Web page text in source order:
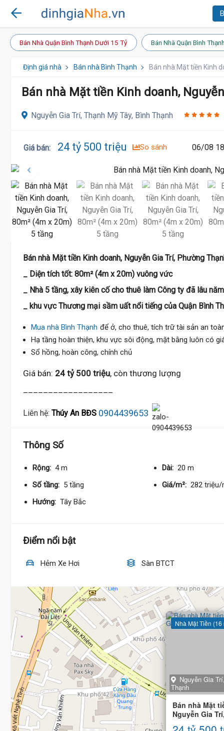
Bán Nhà Quận Bình Thạnh Dưới 15 Tỷ Bán Nhà Quận Bình
Định giá nhà Bán nhà Bình Thạnh Bán nhà Mặt tiền Kinh
Bán nhà Mặt tiền Kinh doanh,
Nguyễn Gia Trí, Thạnh Mỹ Tây, Bình Thạnh
Giá bán: 24 tỷ 500 triệu So sánh 06/08
Bán nhà Mặt tiền Kinh doanh, Nguyễn Gia Trí, Phường
_ Diện tích tốt: 80m² (4m x 20m) vuông vức
_ Nhà 5 tầng, xây kiên cố cho thuê làm Công ty đã lâu năm
_ khu vực Thương mại sầm uất nổi tiếng của Quận Bình
Mua nhà Bình Thạnh để ở, cho thuê, tích trữ tài sản an
Hạ tầng hoàn thiện, khu vực sôi động, mặt bằng luôn có
Sổ hồng, hoàn công, chính chủ
Giá bán: 24 tỷ 500 triệu, còn thương lượng
Liên hệ: Thúy An BĐS 0904439653
Thông Số
Rộng: 4 m Dài: 20 m
Số tầng: 5 tầng Giá/m²: 282 triệu/
Hướng: Tây Bắc
Điểm nổi bật
Hẻm Xe Hơi Sàn BTCT
Nhà Mặt Tiền (16
Nguyễn Gia
Thạnh
Bán nhà Mặt
Nguyễn Gia
5 tầng